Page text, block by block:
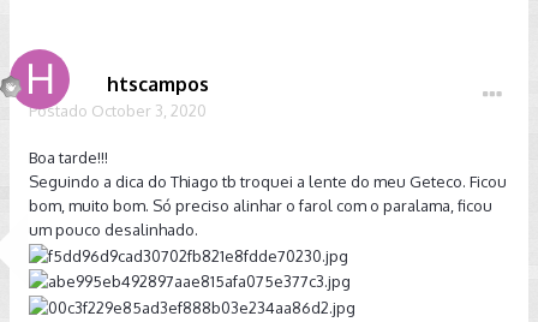
htscampos
Postado October 3, 2020
Boa tarde!!!
Seguindo a dica do Thiago tb troquei a lente do meu Geteco. Ficou
bom, muito bom. Só preciso alinhar o farol com o paralama, ficou
um pouco desalinhado.